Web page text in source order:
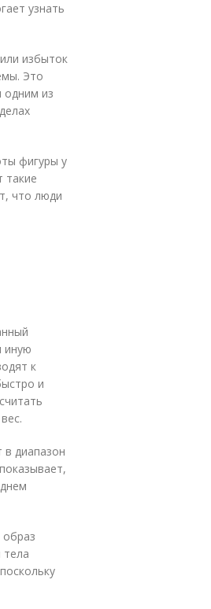
узнать
избыток
Это
одним из
фигуры у
такие
что люди
иную
к
и
диапазон